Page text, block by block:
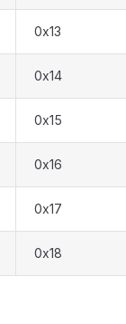
0x13
0x14
0x15
0x16
0x17
0x18